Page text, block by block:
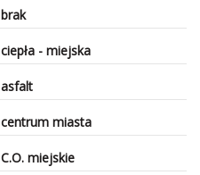
brak
ciepła - miejska
asfalt
centrum miasta
C.O. miejskie